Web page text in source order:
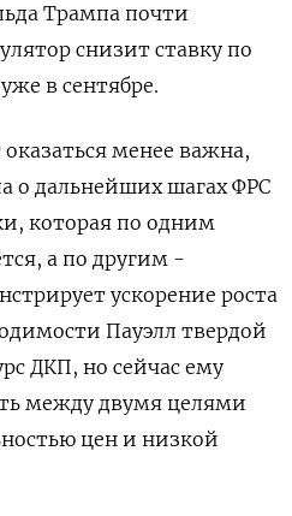
Трампа почти
снизит ставку по
в сентябре.
менее важна,
о дальнейших шагах ФРС
которая по одним
а по другим -
ускорение роста
Пауэлл твердой
ДКП, но сейчас ему
между двумя целями
цен и низкой